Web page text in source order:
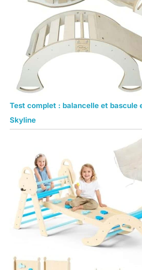
Test complet : balancelle et bascule
Skyline